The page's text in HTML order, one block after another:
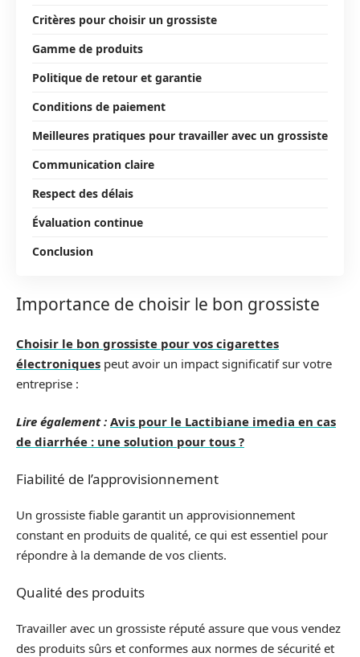
Critères pour choisir un grossiste
Gamme de produits
Politique de retour et garantie
Conditions de paiement
Meilleures pratiques pour travailler avec un grossiste
Communication claire
Respect des délais
Évaluation continue
Conclusion
Importance de choisir le bon grossiste
Choisir le bon grossiste pour vos cigarettes
électroniques peut avoir un impact significatif sur votre
entreprise :
Lire également : Avis pour le Lactibiane imedia en cas
de diarrhée : une solution pour tous ?
Fiabilité de l’approvisionnement
Un grossiste fiable garantit un approvisionnement
constant en produits de qualité, ce qui est essentiel pour
répondre à la demande de vos clients.
Qualité des produits
Travailler avec un grossiste réputé assure que vous vendez
des produits sûrs et conformes aux normes de sécurité et